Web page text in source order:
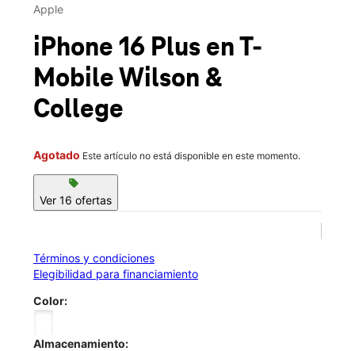
Jue.:
location_on
1319 W Wilson St Borger, TX 79007
Apple
iPhone 16 Plus en T-
Mobile Wilson &
College
Agotado Este artículo no está disponible en este momento.
sell
Ver 16 ofertas
Términos y condiciones
Elegibilidad para financiamiento
Color:
Almacenamiento: